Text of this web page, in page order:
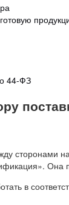
44-ФЗ
сторонами
Она
в